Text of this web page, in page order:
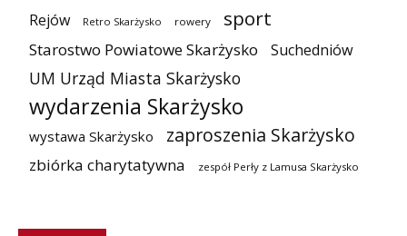
Rejów Retro Skarżysko rowery sport
Starostwo Powiatowe Skarżysko Suchedniów
UM Urząd Miasta Skarżysko
wydarzenia Skarżysko
wystawa Skarżysko zaproszenia Skarżysko
zbiórka charytatywna zespół Perły z Lamusa Skarżysko